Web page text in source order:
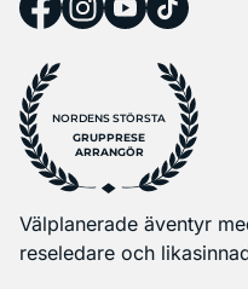
NORDENS STÖRSTA
GRUPPRESE
ARRANGÖR
Välplanerade äventyr
reseledare och